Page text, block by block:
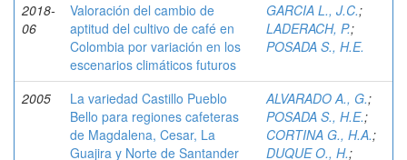
2018-
06
Valoración del cambio de
aptitud del cultivo de café en
Colombia por variación en los
escenarios climáticos futuros
GARCIA L., J.C.;
LADERACH, P.;
POSADA S., H.E.
2005
La variedad Castillo Pueblo
Bello para regiones cafeteras
de Magdalena, Cesar, La
Guajira y Norte de Santander
ALVARADO A., G.;
POSADA S., H.E.;
CORTINA G., H.A.;
DUQUE O., H.;